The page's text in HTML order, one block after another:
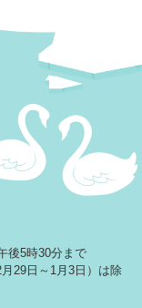
後5時30分まで
29日～1月3日）は除